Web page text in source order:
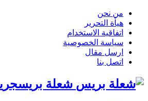
من نحن
هيأة التحرير
اتفاقية الاستخدام
سياسة الخصوصية
ارسل مقال
اتصل بنا
شعلة